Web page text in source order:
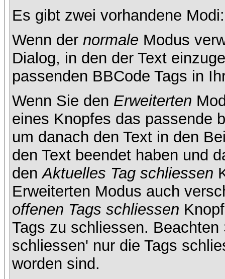
Es gibt zwei vorhandene
Wenn der normale Modus
Dialog, in den der Text
passenden BBCode Tags in
Wenn Sie den Erweiterten
eines Knopfes das passende
um danach den Text in den
den Text beendet haben und
denAktuelles Tag schliessen
Erweiterten Modus auch
offenen Tags schliessen
Tags zu schliessen.
schliessen' nur die Tags
worden sind.